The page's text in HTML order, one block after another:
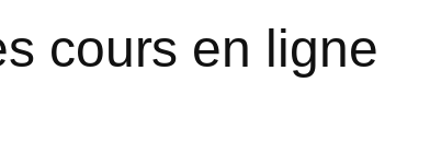
cours en ligne